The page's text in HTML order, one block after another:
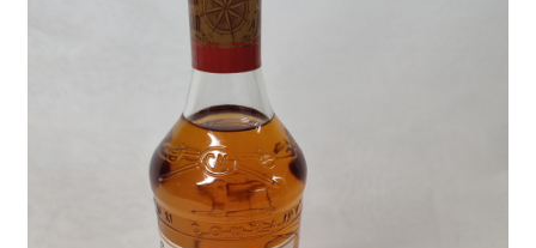
Kontakt & Feedback
Geschäftsbedingungen